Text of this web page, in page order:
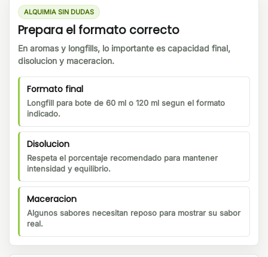
ALQUIMIA SIN DUDAS
Prepara el formato correcto
En aromas y longfills, lo importante es capacidad final,
disolucion y maceracion.
Formato final
Longfill para bote de 60 ml o 120 ml segun el formato
indicado.
Disolucion
Respeta el porcentaje recomendado para mantener
intensidad y equilibrio.
Maceracion
Algunos sabores necesitan reposo para mostrar su sabor
real.